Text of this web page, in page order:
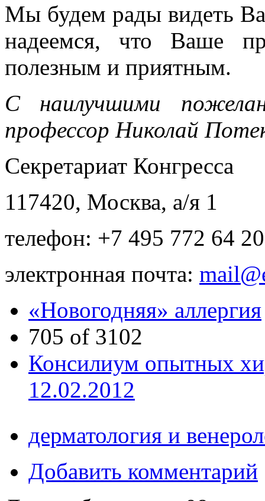
Мы будем рады видеть
надеемся, что Ваше
полезным и приятным.
С наилучшими
профессор Николай
Секретариат Конгресса
117420, Москва, а/я 1
телефон: +7 495 772 64 20
электронная почта:
«Новогодняя» аллергия
705 of 3102
Консилиум опытных
12.02.2012
дерматология и
Добавить комментарий